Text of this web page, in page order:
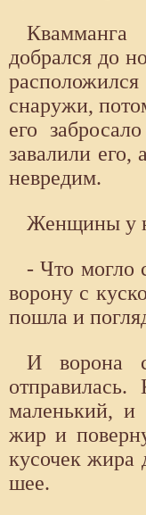
Квамманга
добрался до
снаружи,
его
завалили его,
невредим.
Женщины у
- Что могло
ворону с
пошла и
И ворона
маленький, и
жир и
кусочек жира
шее.